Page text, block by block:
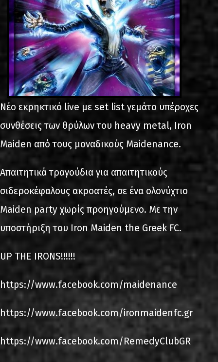
Νέο εκρηκτικό live με set list γεμάτο υπέροχες
συνθέσεις των θρύλων του heavy metal, Iron
Maiden από τους μοναδικούς Maidenance.
Απαιτητικά τραγούδια για απαιτητικούς
σιδεροκέφαλους ακροατές, σε ένα ολονύχτιο
Maiden party χωρίς προηγούμενο. Με την
υποστήριξη του Iron Maiden the Greek FC.
UP THE IRONS!!!!!!
https://www.facebook.com/maidenance
https://www.facebook.com/ironmaidenfc.gr
https://www.facebook.com/RemedyClubGR